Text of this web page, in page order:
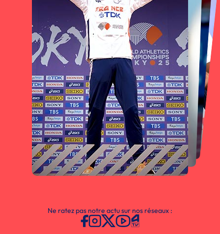
Ne ratez pas notre actu sur nos réseaux :